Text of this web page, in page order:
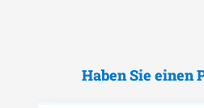
Haben Sie einen